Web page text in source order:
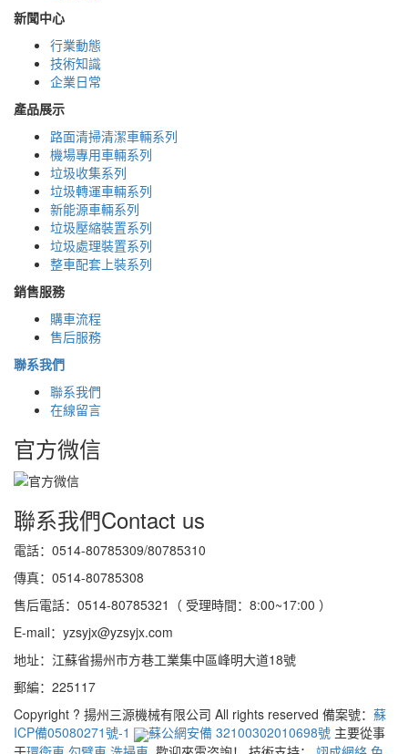
新聞中心
行業動態
技術知識
企業日常
產品展示
路面清掃清潔車輛系列
機場專用車輛系列
垃圾收集系列
垃圾轉運車輛系列
新能源車輛系列
垃圾壓縮裝置系列
垃圾處理裝置系列
整車配套上裝系列
銷售服務
購車流程
售后服務
聯系我們
聯系我們
在線留言
官方微信
聯系我們Contact us
電話：0514-80785309/80785310
傳真：0514-80785308
售后電話：0514-80785321（ 受理時間：8:00~17:00 ）
E-mail：yzsyjx@yzsyjx.com
地址：江蘇省揚州市方巷工業集中區峰明大道18號
郵編：225117
Copyright ? 揚州三源機械有限公司 All rights reserved 備案號： 蘇
ICP備05080271號-1
蘇公網安備 32100302010698號 主要從事